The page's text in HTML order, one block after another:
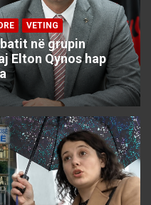
VETING
në grupin
Elton Qynos hap